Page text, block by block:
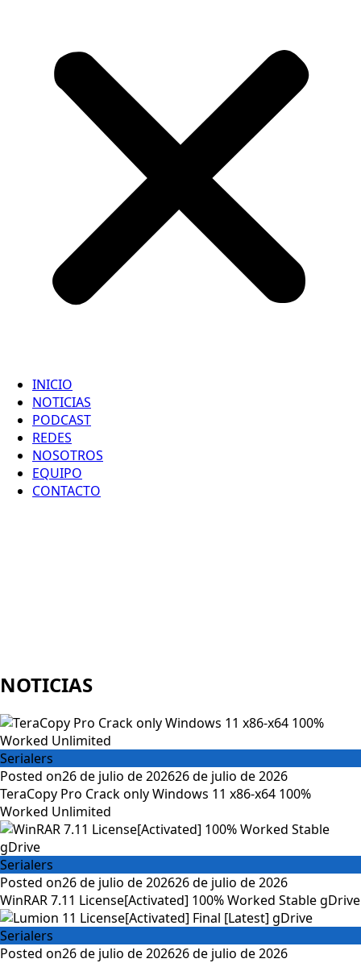
INICIO
NOTICIAS
PODCAST
REDES
NOSOTROS
EQUIPO
CONTACTO
NOTICIAS
Serialers
Posted on26 de julio de 202626 de julio de 2026
TeraCopy Pro Crack only Windows 11 x86-x64 100%
Worked Unlimited
Serialers
Posted on26 de julio de 202626 de julio de 2026
WinRAR 7.11 License[Activated] 100% Worked Stable gDrive
Serialers
Posted on26 de julio de 202626 de julio de 2026